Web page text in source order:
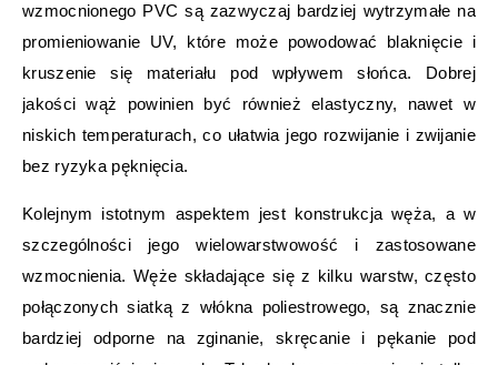
wzmocnionego PVC są zazwyczaj bardziej wytrzymałe na
promieniowanie UV, które może powodować blaknięcie i
kruszenie się materiału pod wpływem słońca. Dobrej
jakości wąż powinien być również elastyczny, nawet w
niskich temperaturach, co ułatwia jego rozwijanie i zwijanie
bez ryzyka pęknięcia.
Kolejnym istotnym aspektem jest konstrukcja węża, a w
szczególności jego wielowarstwowość i zastosowane
wzmocnienia. Węże składające się z kilku warstw, często
połączonych siatką z włókna poliestrowego, są znacznie
bardziej odporne na zginanie, skręcanie i pękanie pod